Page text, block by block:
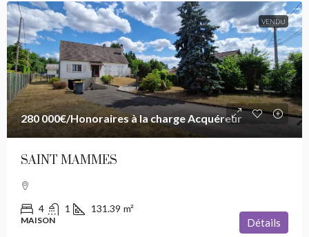
VENDU
280 000€/Honoraires à la charge Acquéreur
SAINT MAMMES
4 1 131.39 m²
MAISON Détails